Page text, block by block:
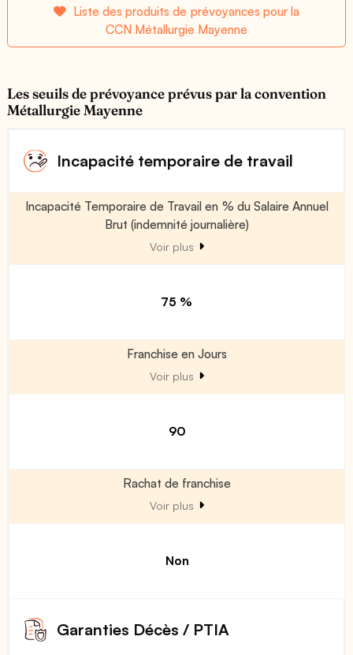
Liste des produits de prévoyances pour la
CCN Métallurgie Mayenne
Les seuils de prévoyance prévus par la convention
Métallurgie Mayenne
Incapacité temporaire de travail
Incapacité Temporaire de Travail en % du Salaire Annuel
Brut (indemnité journalière)
Voir plus
75 %
Franchise en Jours
Voir plus
90
Rachat de franchise
Voir plus
Non
Garanties Décès / PTIA